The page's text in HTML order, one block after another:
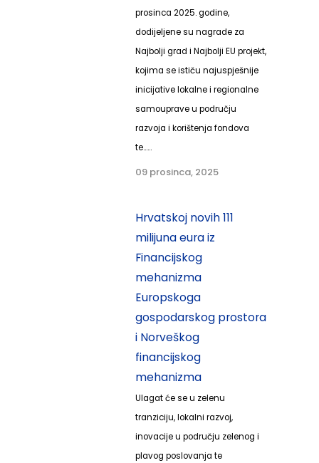
prosinca 2025. godine,
dodijeljene su nagrade za
Najbolji grad i Najbolji EU projekt,
kojima se ističu najuspješnije
inicijative lokalne i regionalne
samouprave u području
razvoja i korištenja fondova
te......
09 prosinca, 2025
Hrvatskoj novih 111
milijuna eura iz
Financijskog
mehanizma
Europskoga
gospodarskog prostora
i Norveškog
financijskog
mehanizma
Ulagat će se u zelenu
tranziciju, lokalni razvoj,
inovacije u području zelenog i
plavog poslovanja te